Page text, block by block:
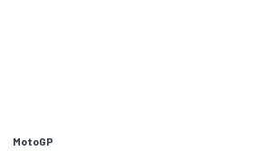
MotoGP